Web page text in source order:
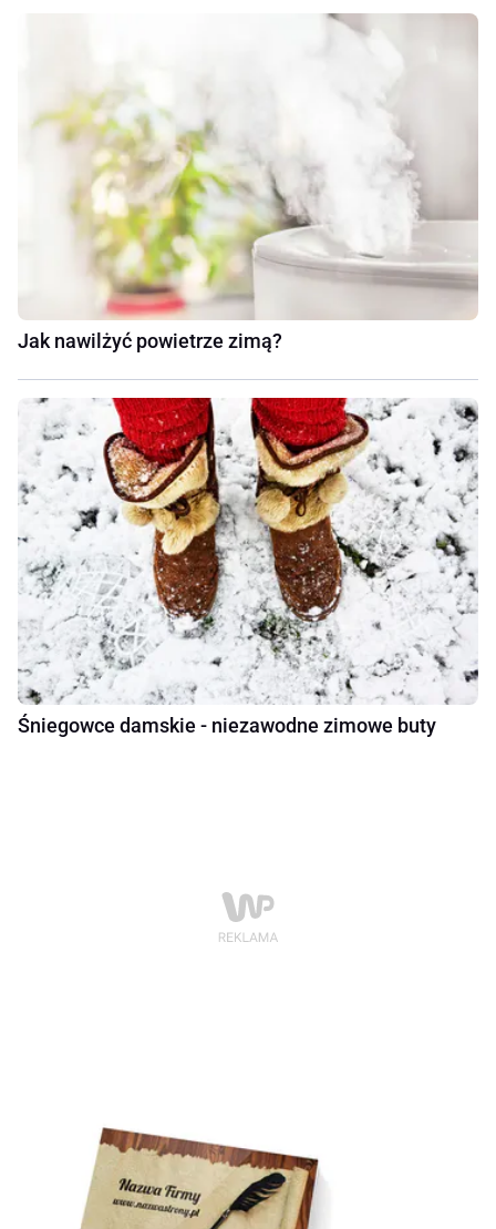
Jak nawilżyć powietrze zimą?
Śniegowce damskie - niezawodne zimowe buty